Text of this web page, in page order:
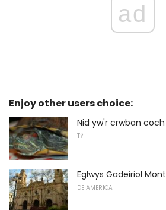
ad
Enjoy other users choice:
Nid yw'r crwban
TŶ
Eglwys Gadeiriol
DE AMERICA